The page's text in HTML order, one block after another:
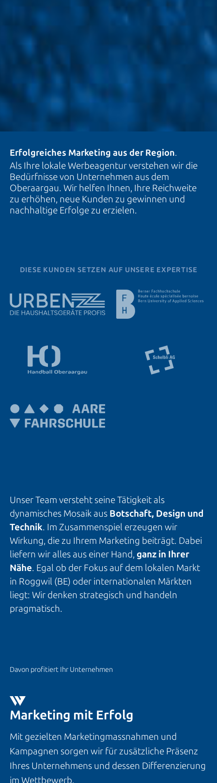
Erfolgreiches Marketing aus der Region.
Als Ihre lokale Werbeagentur verstehen wir die
Bedürfnisse von Unternehmen aus dem
Oberaargau. Wir helfen Ihnen, Ihre Reichweite
zu erhöhen, neue Kunden zu gewinnen und
nachhaltige Erfolge zu erzielen.
DIESE KUNDEN SETZEN AUF UNSERE EXPERTISE
Unser Team versteht seine Tätigkeit als
dynamisches Mosaik aus Botschaft, Design und
Technik. Im Zusammenspiel erzeugen wir
Wirkung, die zu Ihrem Marketing beiträgt. Dabei
liefern wir alles aus einer Hand, ganz in Ihrer
Nähe. Egal ob der Fokus auf dem lokalen Markt
in Roggwil (BE) oder internationalen Märkten
liegt: Wir denken strategisch und handeln
pragmatisch.
Davon profitiert Ihr Unternehmen
Marketing mit Erfolg
Mit gezielten Marketingmassnahmen und
Kampagnen sorgen wir für zusätzliche Präsenz
Ihres Unternehmens und dessen Differenzierung
im Wettbewerb.